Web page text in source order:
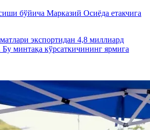
бўйича Марказий Осиёда етакчига
экспортидан 4,8 миллиард
минтақа кўрсаткичининг ярмига